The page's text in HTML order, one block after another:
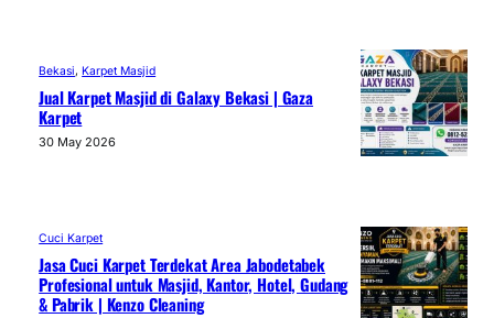
Bekasi, Karpet Masjid
Jual Karpet Masjid di Galaxy Bekasi | Gaza
Karpet
30 May 2026
Cuci Karpet
Jasa Cuci Karpet Terdekat Area Jabodetabek
Profesional untuk Masjid, Kantor, Hotel, Gudang
& Pabrik | Kenzo Cleaning